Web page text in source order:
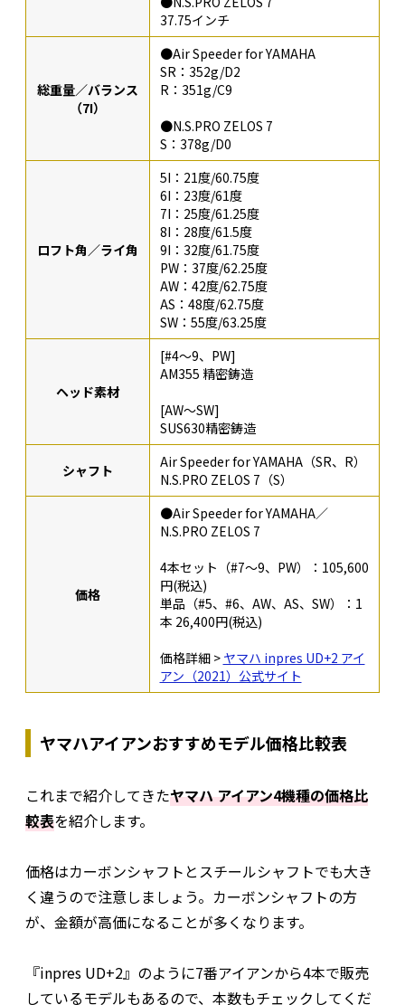
37.75インチ
総重量／バランス
（7I）
●Air Speeder for YAMAHA
SR：352g/D2
R：351g/C9
●N.S.PRO ZELOS 7
S：378g/D0
ロフト角／ライ角
5I：21度/60.75度
6I：23度/61度
7I：25度/61.25度
8I：28度/61.5度
9I：32度/61.75度
PW：37度/62.25度
AW：42度/62.75度
AS：48度/62.75度
SW：55度/63.25度
ヘッド素材
[#4〜9、PW]
AM355 精密鋳造
[AW〜SW]
SUS630精密鋳造
シャフト
Air Speeder for YAMAHA（SR、R）
N.S.PRO ZELOS 7（S）
価格
●Air Speeder for YAMAHA／
N.S.PRO ZELOS 7
4本セット（#7～9、PW）：105,600
円(税込)
単品（#5、#6、AW、AS、SW）：1
本 26,400円(税込)
価格詳細 > ヤマハ inpres UD+2 アイ
アン（2021）公式サイト
ヤマハアイアンおすすめモデル価格比較表
これまで紹介してきたヤマハ アイアン4機種の価格比
較表を紹介します。
価格はカーボンシャフトとスチールシャフトでも大き
く違うので注意しましょう。カーボンシャフトの方
が、金額が高価になることが多くなります。
『inpres UD+2』のように7番アイアンから4本で販売
しているモデルもあるので、本数もチェックしてくだ